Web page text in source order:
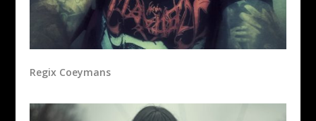
Regix Coeymans